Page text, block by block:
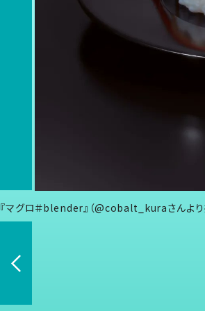
『マグロ＃blender』（@cobalt_kuraさんより